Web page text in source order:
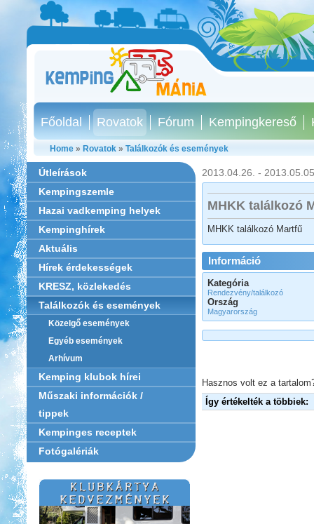
Főoldal Rovatok Fórum Kempingkereső
Home » Rovatok » Találkozók és események
Útleírások
Kempingszemle
Hazai vadkemping helyek
Kempinghírek
Aktuális
Hírek érdekességek
KRESZ, közlekedés
Találkozók és események
Közelgő események
Egyéb események
Arhívum
Kemping klubok hírei
Műszaki információk /
tippek
Kempinges receptek
Fotógalériák
2013.04.26. -
MHKK találkozó
MHKK találkozó Martfű
Információ
Kategória
Rendezvény/találkozó
Ország
Magyarország
Hasznos volt ez a
Így értékelték a többiek: